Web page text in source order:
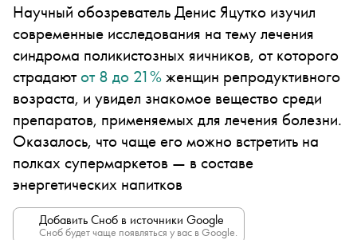
Научный обозреватель Денис Яцутко изучил
современные исследования на тему лечения
синдрома поликистозных яичников, от которого
страдаютот 8 до 21%женщин репродуктивного
возраста, и увидел знакомое вещество среди
препаратов, применяемых для лечения болезни.
Оказалось, что чаще его можно встретить на
полках супермаркетов — в составе
энергетических напитков
Добавить Сноб в источники Google
Сноб будет чаще появляться у вас в Google.